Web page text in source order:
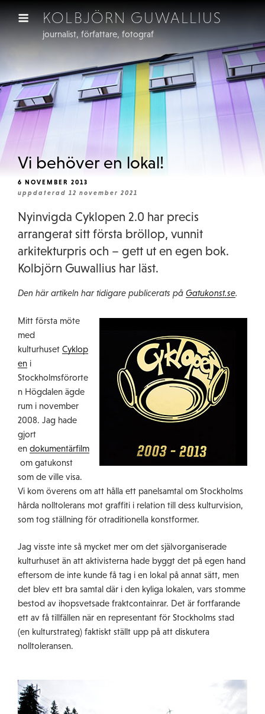
KOLBJÖRN GUWALLIUS
journalist, författare, fotograf
Vi behöver en lokal!
POSTED
ON
6 NOVEMBER 2013
uppdaterad 12 november 2021
Nyinvigda Cyklopen 2.0 har precis
arrangerat sitt första bröllop, vunnit
arkitekturpris och – gett ut en egen bok.
Kolbjörn Guwallius har läst.
Den här artikeln har tidigare publicerats på Gatukonst.se.
Mitt första möte
med
kulturhuset Cyklop
en i
Stockholmsförorte
n Högdalen ägde
rum i november
2008. Jag hade
gjort
en dokumentärfilm
om gatukonst
som de ville visa.
Vi kom överens om att hålla ett panelsamtal om Stockholms
hårda nolltolerans mot graffiti i relation till dess kulturvision,
som tog ställning för otraditionella konstformer.
Jag visste inte så mycket mer om det självorganiserade
kulturhuset än att aktivisterna hade byggt det på egen hand
eftersom de inte kunde få tag i en lokal på annat sätt, men
det blev ett bra samtal där i den kyliga lokalen, vars stomme
bestod av ihopsvetsade fraktcontainrar. Det är fortfarande
ett av få tillfällen när en representant för Stockholms stad
(en kulturstrateg) faktiskt ställt upp på att diskutera
nolltoleransen.